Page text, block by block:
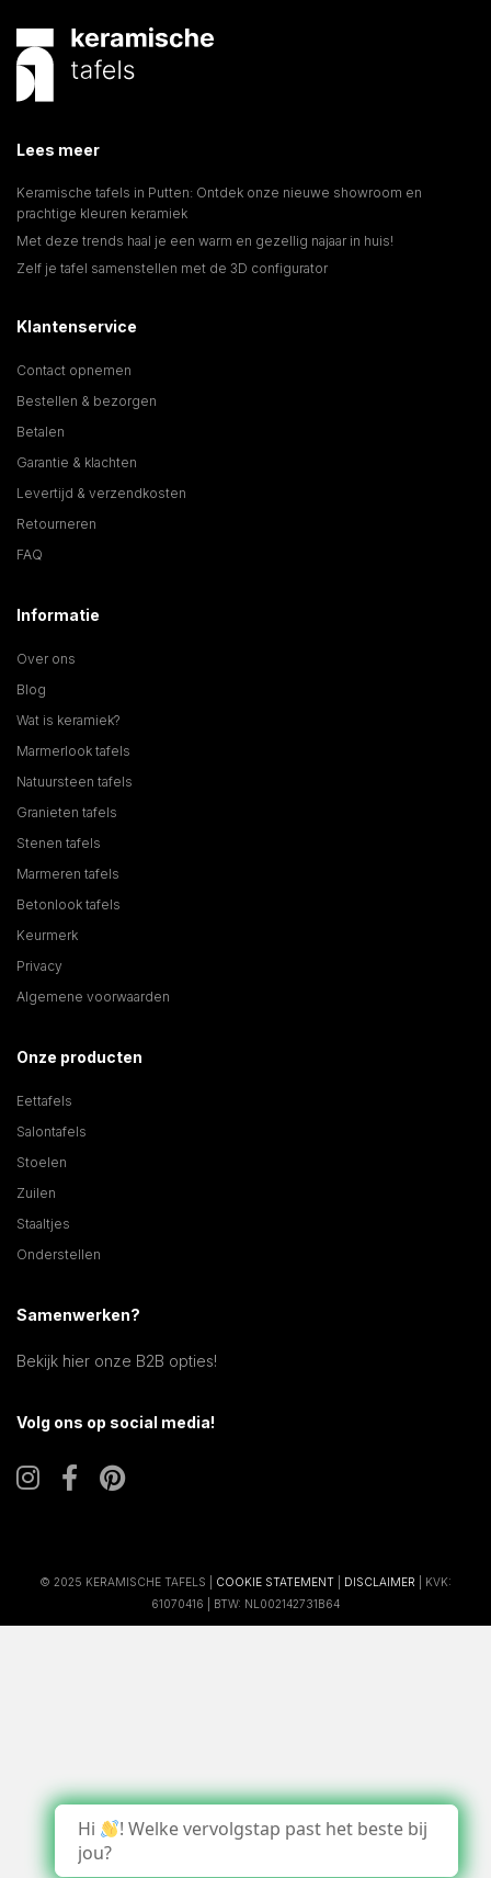
Lees meer
Keramische tafels in Putten: Ontdek onze nieuwe showroom en
prachtige kleuren keramiek
Met deze trends haal je een warm en gezellig najaar in huis!
Zelf je tafel samenstellen met de 3D configurator
Klantenservice
Contact opnemen
Bestellen & bezorgen
Betalen
Garantie & klachten
Levertijd & verzendkosten
Retourneren
FAQ
Informatie
Over ons
Blog
Wat is keramiek?
Marmerlook tafels
Natuursteen tafels
Granieten tafels
Stenen tafels
Marmeren tafels
Betonlook tafels
Keurmerk
Privacy
Algemene voorwaarden
Onze producten
Eettafels
Salontafels
Stoelen
Zuilen
Staaltjes
Onderstellen
Samenwerken?
Bekijk hier onze B2B opties!
Volg ons op social media!
© 2025 KERAMISCHE TAFELS | COOKIE STATEMENT DISCLAIMER | KVK:
61070416 | BTW: NL002142731B64
Hi
! Welke vervolgstap past het beste bij
jou?